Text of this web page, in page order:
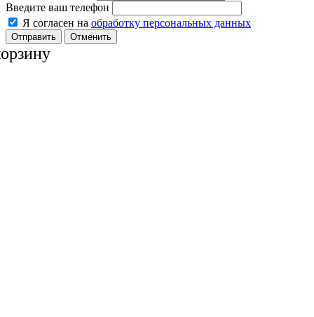
Введите ваш телефон
Я согласен на обработку персональных данных
Отменить